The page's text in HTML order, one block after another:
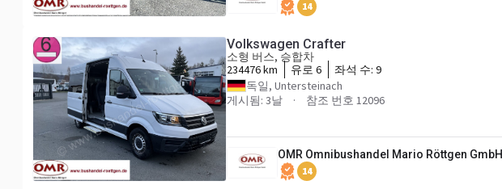
14
Volkswagen Crafter
소형 버스, 승합차
234476 km
유로 6 좌석 수: 9
독일, Untersteinach
게시됨: 3날
참조 번호 12096
OMR Omnibushandel Mario Röttgen GmbH
14